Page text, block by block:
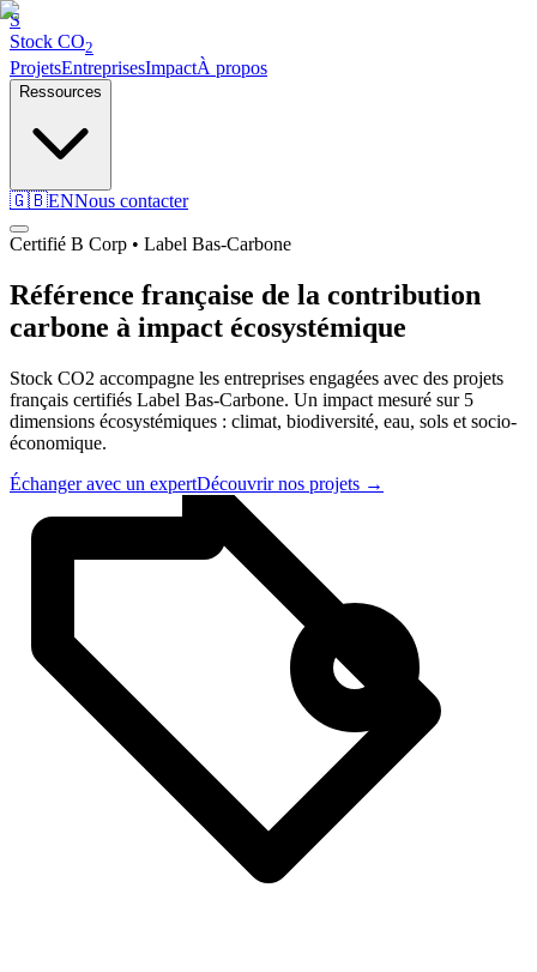
S
Stock CO2
ProjetsEntreprisesImpactÀ propos
Ressources
🇬🇧ENNous contacter
Certifié B Corp • Label Bas-Carbone
Référence française de la contribution
carbone à impact écosystémique
Stock CO2 accompagne les entreprises engagées avec des projets
français certifiés Label Bas-Carbone. Un impact mesuré sur 5
dimensions écosystémiques : climat, biodiversité, eau, sols et socio-
économique.
Échanger avec un expertDécouvrir nos projets →